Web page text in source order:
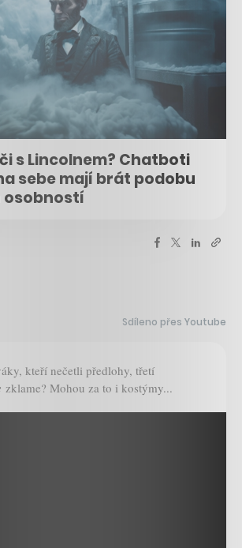
s Lincolnem? Chatboti
sebe mají brát podobu
osobností
Sdíleno přes Youtube
kteří nečetli předlohy, třetí
zklame? Mohou za to i kostýmy...